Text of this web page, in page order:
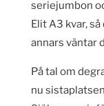
seriejumbon
Elit A3 kvar,
annars väntar
På tal om
nu